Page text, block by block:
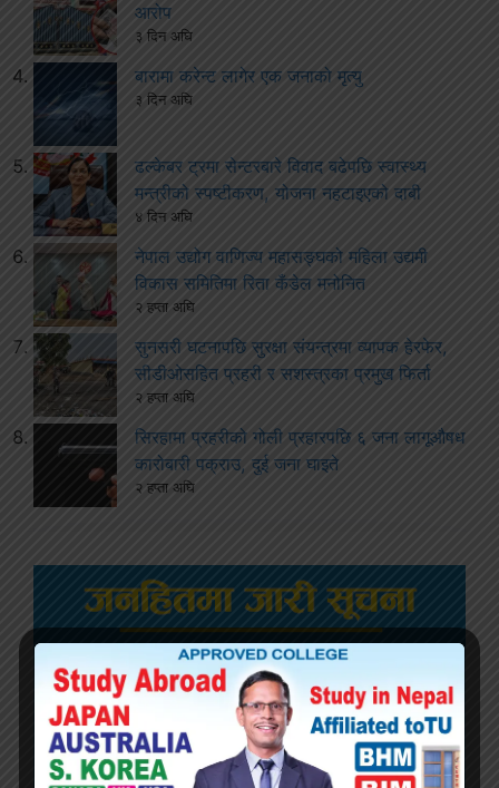
आरोप
३ दिन अघि
बारामा करेन्ट लागेर एक जनाको मृत्यु
३ दिन अघि
ढल्केबर ट्रमा सेन्टरबारे विवाद बढेपछि स्वास्थ्य
मन्त्रीको स्पष्टीकरण, योजना नहटाइएको दाबी
४ दिन अघि
नेपाल उद्योग वाणिज्य महासङ्घको महिला उद्यमी
विकास समितिमा रिता कँडेल मनोनित
२ हप्ता अघि
सुनसरी घटनापछि सुरक्षा संयन्त्रमा व्यापक हेरफेर,
सीडीओसहित प्रहरी र सशस्त्रका प्रमुख फिर्ता
२ हप्ता अघि
सिरहामा प्रहरीको गोली प्रहारपछि ६ जना लागूऔषध
कारोबारी पक्राउ, दुई जना घाइते
२ हप्ता अघि